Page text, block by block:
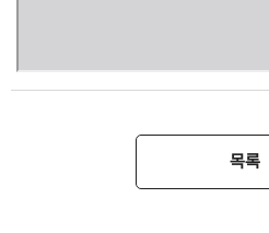
목록